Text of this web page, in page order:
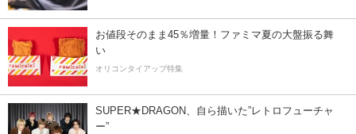
お値段そのまま45％増量！ファミマ夏の大盤振る舞
い
オリコンタイアップ特集
SUPER★DRAGON、自ら描いた”レトロフューチャ
ー”